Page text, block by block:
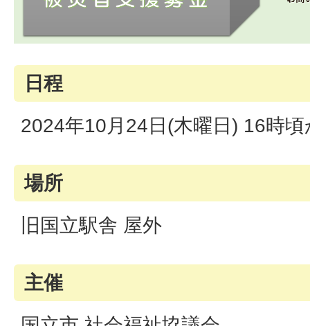
日程
2024年10月24日(木曜日) 16時
場所
旧国立駅舎 屋外
主催